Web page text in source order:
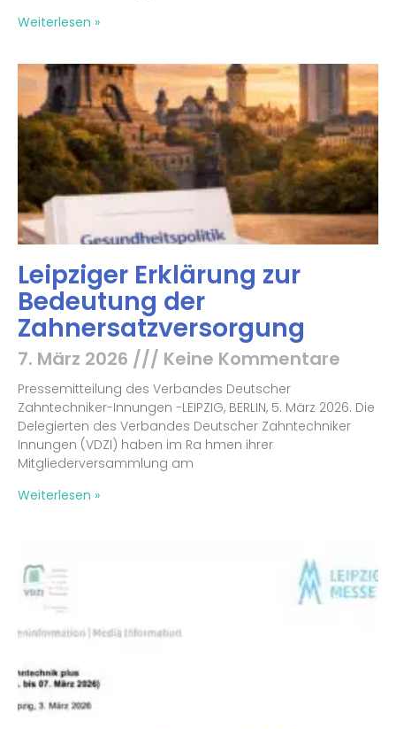
Weiterlesen »
Leipziger Erklärung zur
Bedeutung der
Zahnersatzversorgung
7. März 2026 Keine Kommentare
Pressemitteilung des Verbandes Deutscher
Zahntechniker-Innungen -LEIPZIG, BERLIN, 5. März 2026. Die
Delegierten des Verbandes Deutscher Zahntechniker
Innungen (VDZI) haben im Ra hmen ihrer
Mitgliederversammlung am
Weiterlesen »